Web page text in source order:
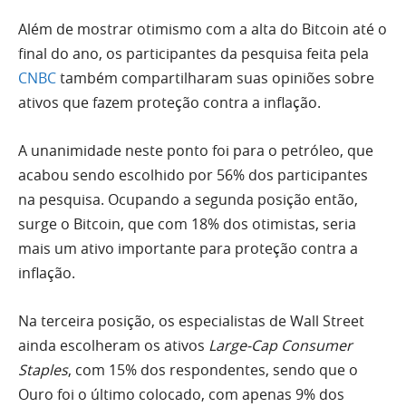
Além de mostrar otimismo com a alta do Bitcoin até o
final do ano, os participantes da pesquisa feita pela
CNBCtambém compartilharam suas opiniões sobre
ativos que fazem proteção contra a inflação.
A unanimidade neste ponto foi para o petróleo, que
acabou sendo escolhido por 56% dos participantes
na pesquisa. Ocupando a segunda posição então,
surge o Bitcoin, que com 18% dos otimistas, seria
mais um ativo importante para proteção contra a
inflação.
Na terceira posição, os especialistas de Wall Street
ainda escolheram os ativos Large-Cap Consumer
Staples, com 15% dos respondentes, sendo que o
Ouro foi o último colocado, com apenas 9% dos